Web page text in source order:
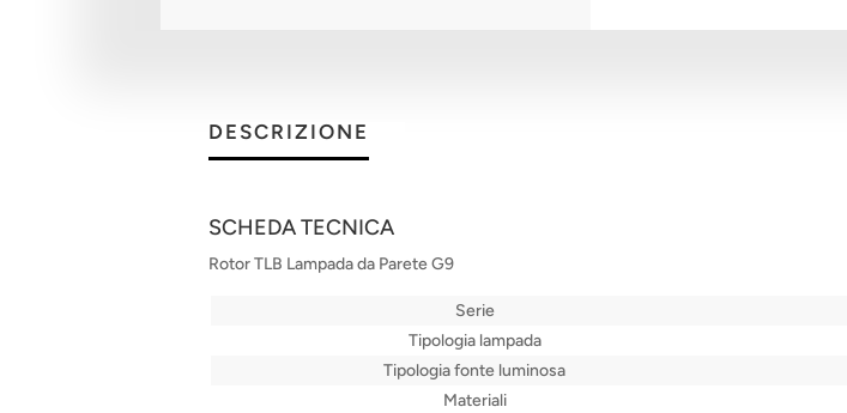
DESCRIZIONE
SCHEDA TECNICA
Rotor TLB Lampada da Parete G9
Serie
Tipologia lampada
Tipologia fonte luminosa
Materiali